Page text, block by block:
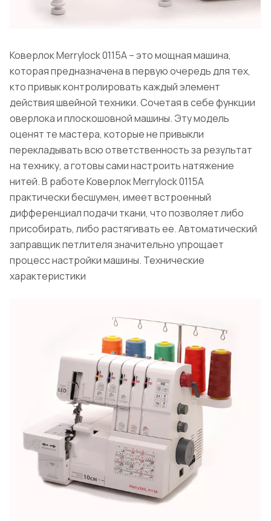
Коверлок Merrylock 0115A – это мощная машина,
которая предназначена в первую очередь для тех,
кто привык контролировать каждый элемент
действия швейной техники. Сочетая в себе функции
оверлока и плоскошовной машины. Эту модель
оценят те мастера, которые не привыкли
перекладывать всю ответственность за результат
на технику, а готовы сами настроить натяжение
нитей. В работе Коверлок Merrylock 0115А
практически бесшумен, имеет встроенный
дифференциал подачи ткани, что позволяет либо
присобирать, либо растягивать ее. Автоматический
заправщик петлителя значительно упрощает
процесс настройки машины. Технические
характеристики